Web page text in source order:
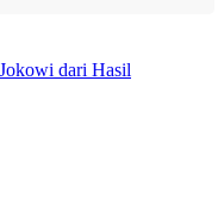
dari Hasil